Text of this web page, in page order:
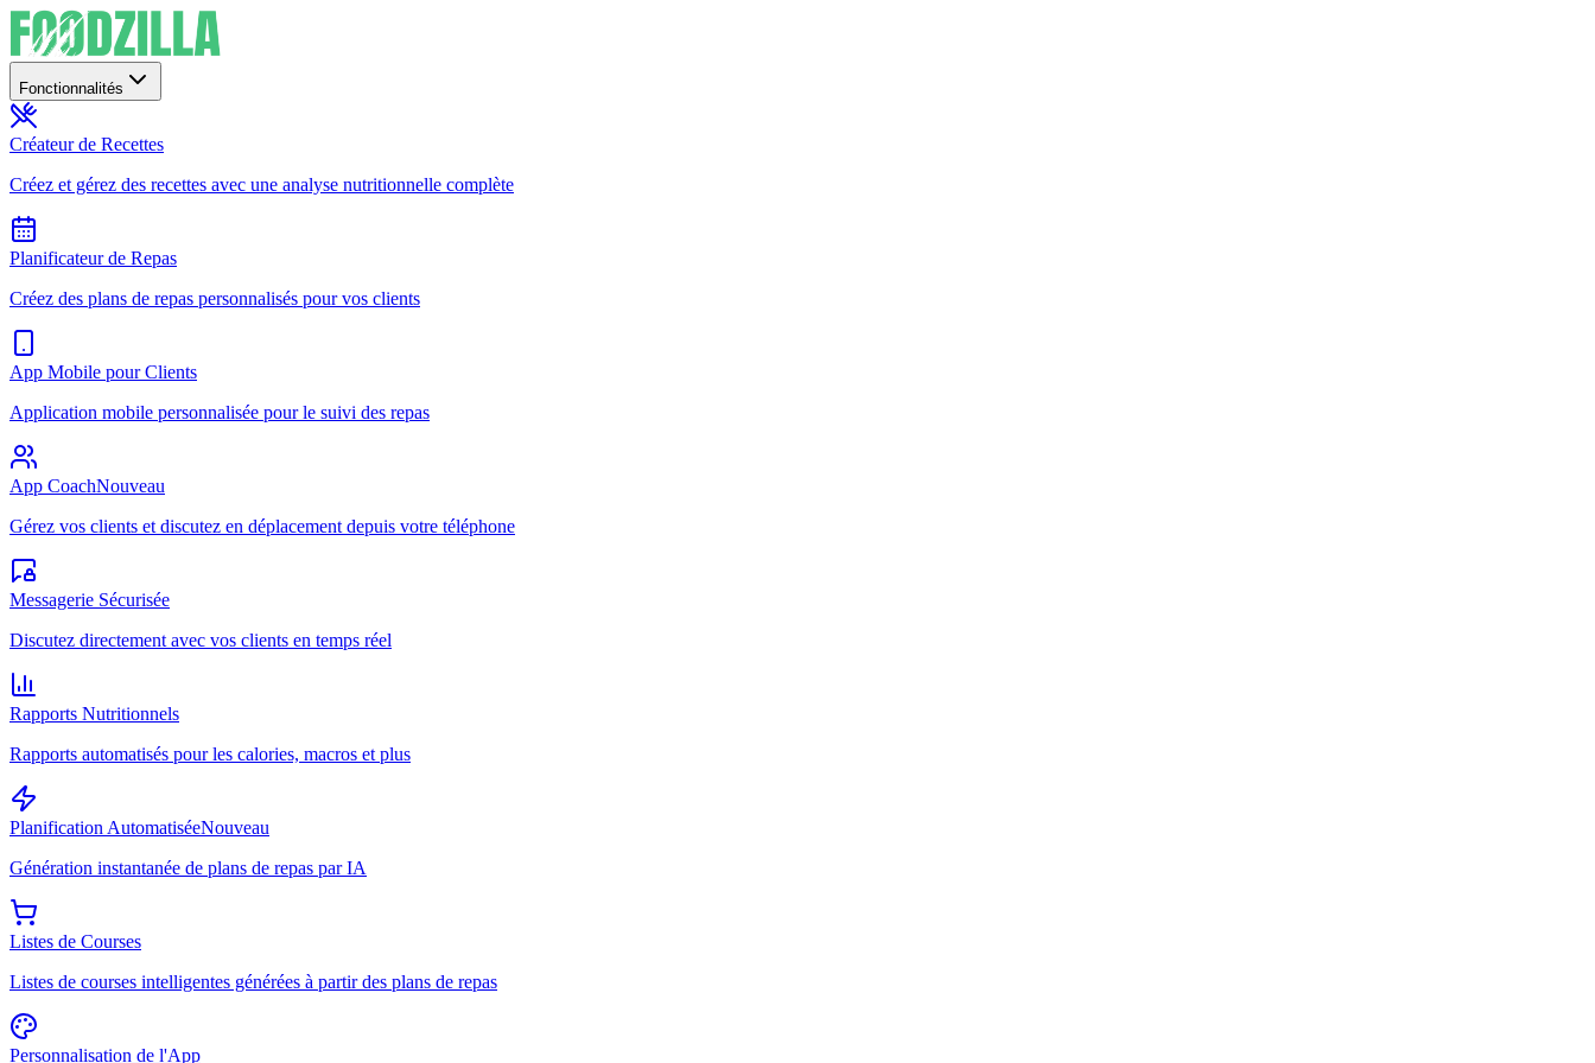
Fonctionnalités
Créateur de Recettes
Créez et gérez des recettes avec une analyse nutritionnelle complète
Planificateur de Repas
Créez des plans de repas personnalisés pour vos clients
App Mobile pour Clients
Application mobile personnalisée pour le suivi des repas
App CoachNouveau
Gérez vos clients et discutez en déplacement depuis votre téléphone
Messagerie Sécurisée
Discutez directement avec vos clients en temps réel
Rapports Nutritionnels
Rapports automatisés pour les calories, macros et plus
Planification AutomatiséeNouveau
Génération instantanée de plans de repas par IA
Listes de Courses
Listes de courses intelligentes générées à partir des plans de repas
Personnalisation de l'App